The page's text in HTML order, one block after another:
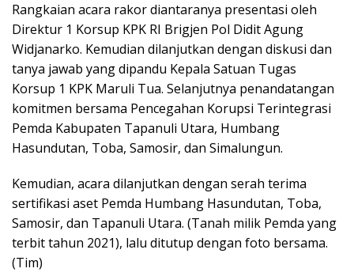
Rangkaian acara rakor diantaranya presentasi oleh
Direktur 1 Korsup KPK RI Brigjen Pol Didit Agung
Widjanarko. Kemudian dilanjutkan dengan diskusi dan
tanya jawab yang dipandu Kepala Satuan Tugas
Korsup 1 KPK Maruli Tua. Selanjutnya penandatangan
komitmen bersama Pencegahan Korupsi Terintegrasi
Pemda Kabupaten Tapanuli Utara, Humbang
Hasundutan, Toba, Samosir, dan Simalungun.
Kemudian, acara dilanjutkan dengan serah terima
sertifikasi aset Pemda Humbang Hasundutan, Toba,
Samosir, dan Tapanuli Utara. (Tanah milik Pemda yang
terbit tahun 2021), lalu ditutup dengan foto bersama.
(Tim)